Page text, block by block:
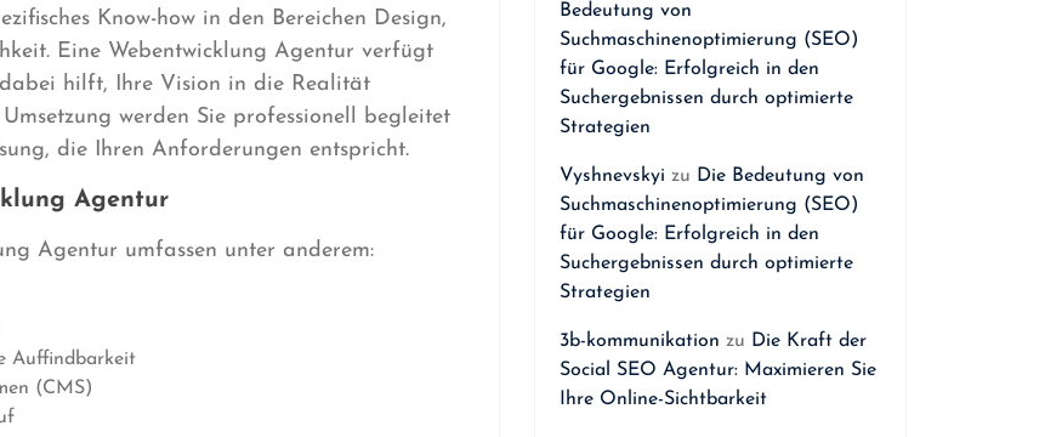
Know-how in den Bereichen Design,
Eine Webentwicklung Agentur verfügt
hilft, Ihre Vision in die Realität
werden Sie professionell begleitet
die Ihren Anforderungen entspricht.
Agentur
Agentur umfassen unter anderem:
Auffindbarkeit
(CMS)
Bedeutung von
Suchmaschinenoptimierung (SEO)
für Google: Erfolgreich in den
Suchergebnissen durch optimierte
Strategien
Vyshnevskyi zu Die Bedeutung von
Suchmaschinenoptimierung (SEO)
für Google: Erfolgreich in den
Suchergebnissen durch optimierte
Strategien
3b-kommunikation zu Die Kraft der
Social SEO Agentur: Maximieren Sie
Ihre Online-Sichtbarkeit